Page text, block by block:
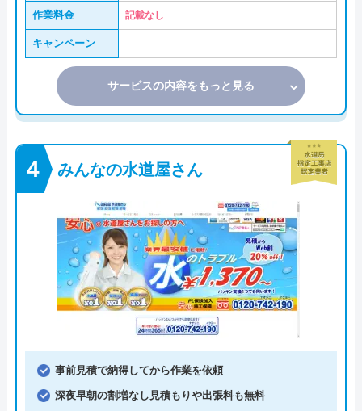
作業料金 記載なし
キャンペーン
サービスの内容をもっと見る
みんなの水道屋さん
事前見積で納得してから作業を依頼
深夜早朝の割増なし見積もりや出張料も無料